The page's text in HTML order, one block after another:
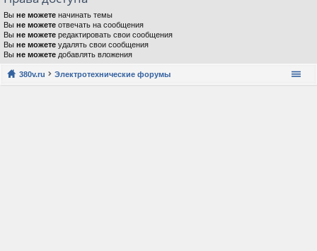
Вы не можете начинать темы
Вы не можете отвечать на сообщения
Вы не можете редактировать свои сообщения
Вы не можете удалять свои сообщения
Вы не можете добавлять вложения
380v.ru Электротехнические форумы